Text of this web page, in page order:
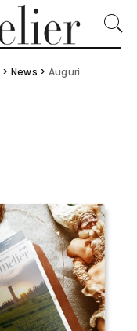
> News > Auguri